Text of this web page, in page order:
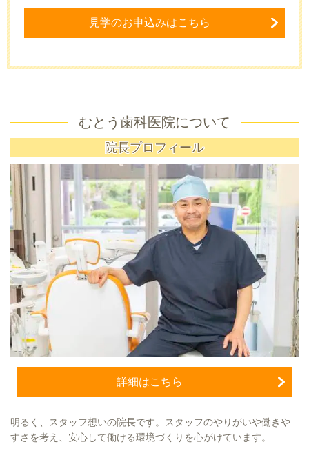
見学のお申込みはこちら
むとう歯科医院について
院長プロフィール
詳細はこちら
明るく、スタッフ想いの院長です。スタッフのやりがいや働きや
すさを考え、安心して働ける環境づくりを心がけています。